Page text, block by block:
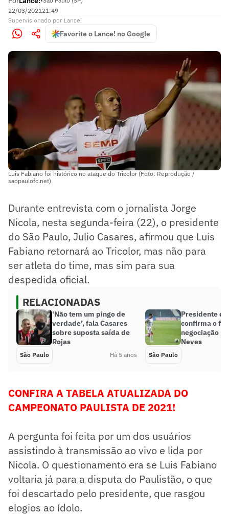
22/03/202121:49
Supervisionado por Lance!
Favorite o Lance! no Google
Luis Fabiano foi histórico no ataque do Tricolor (Foto: Reprodução /
saopaulofc.net)
Durante entrevista com o jornalista Jorge
Nicola, nesta segunda-feira (22), o presidente
do São Paulo, Julio Casares, afirmou que Luis
Fabiano retornará ao Tricolor, mas não para
ser atleta do time, mas sim para sua
despedida oficial.
RELACIONADAS
‘Não tem um pingo de
verdade’, fala Casares
sobre suposta saída de
Rojas
São Paulo Há 5 anos
Presidente
confirma o
negociação
Neves
São Paulo
CONFIRA A TABELA ATUALIZADA DO
CAMPEONATO PAULISTA DE 2021!
A pergunta foi feita por um dos usuários
assistindo à transmissão ao vivo e lida por
Nicola. O questionamento era se Luis Fabiano
voltaria já para a disputa do Paulistão, o que
foi descartado pelo presidente, que rasgou
elogios ao ídolo.